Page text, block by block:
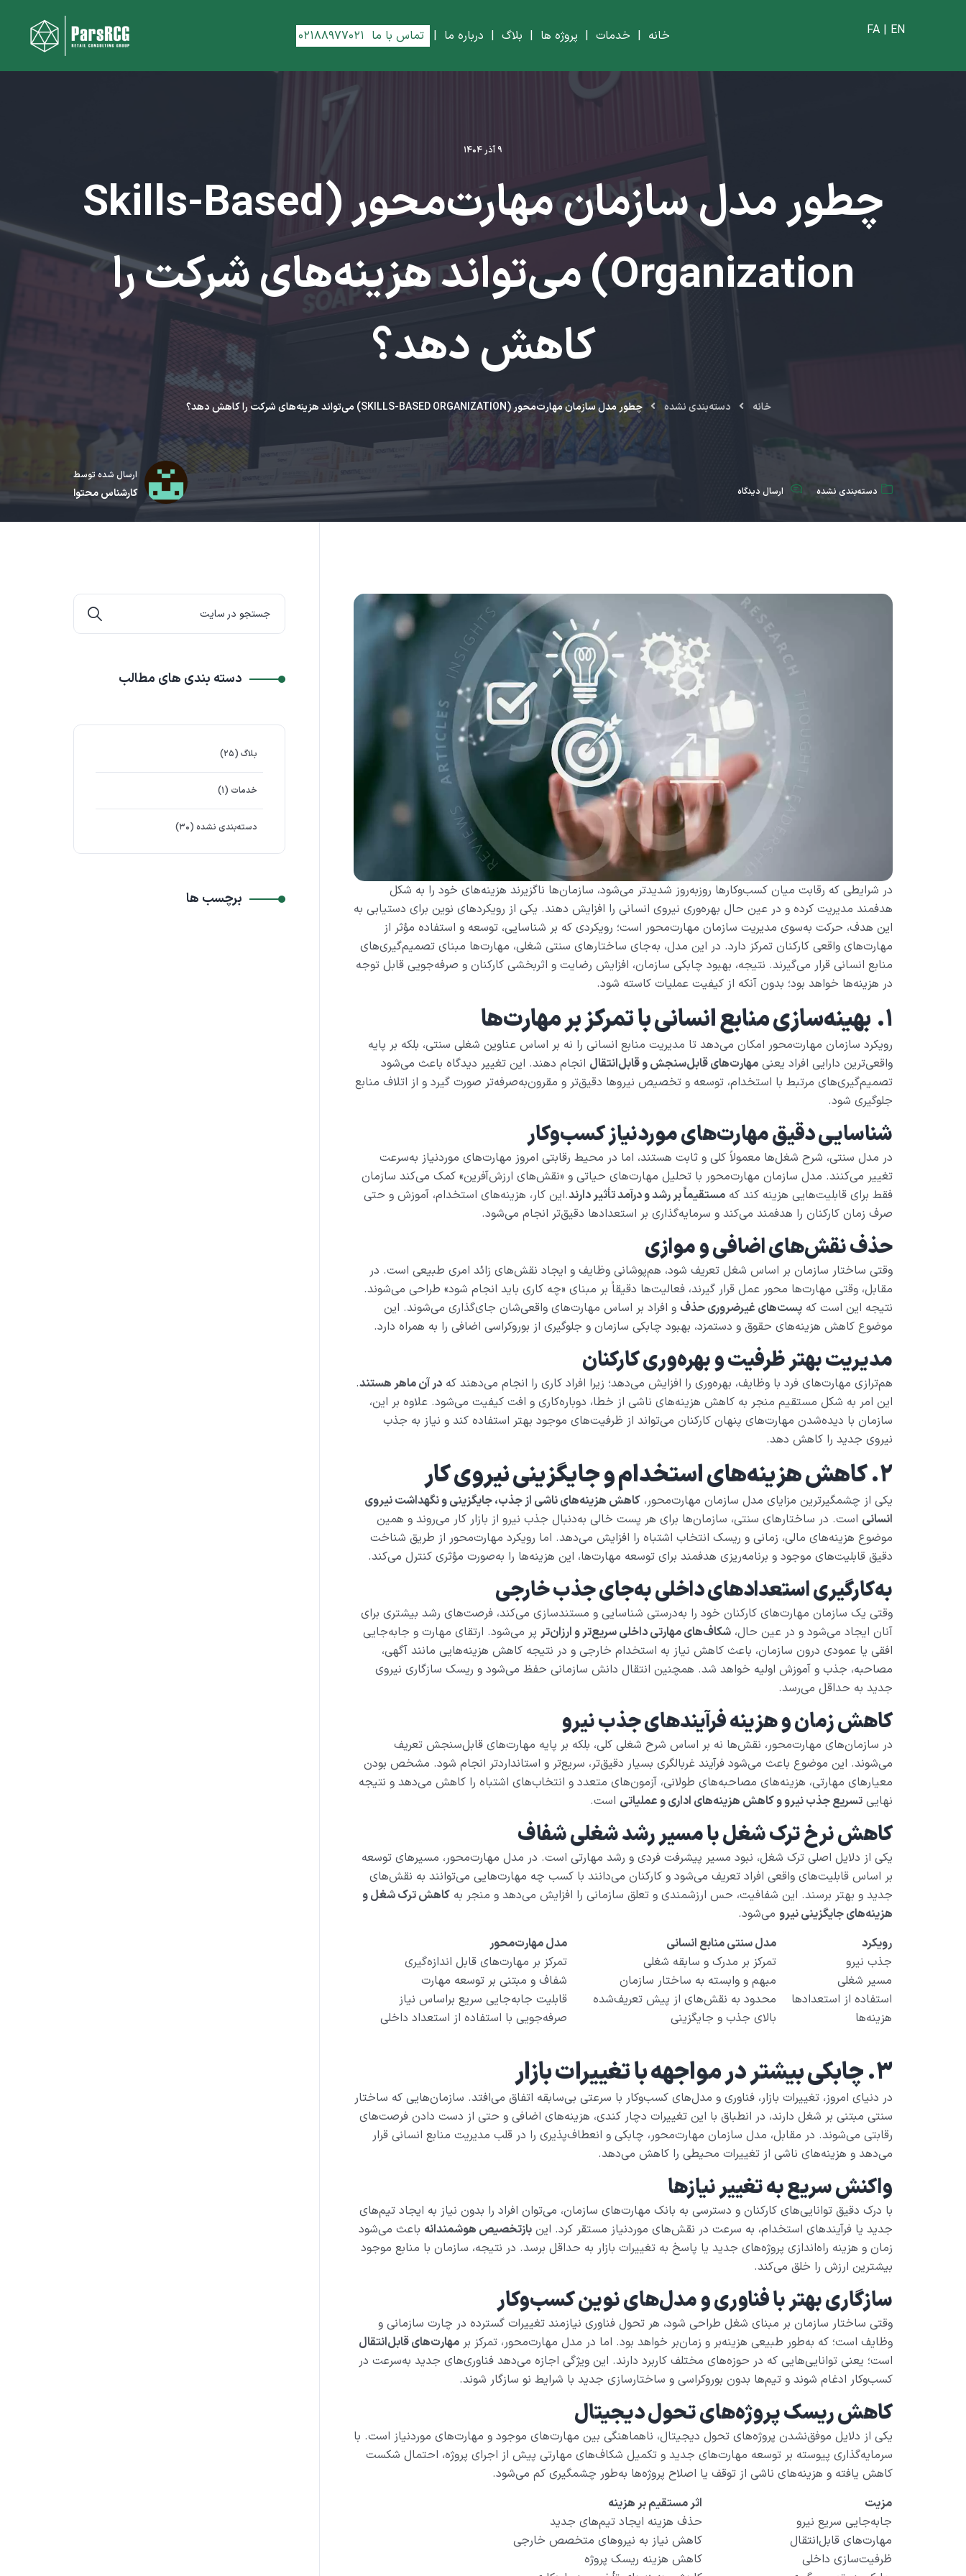
FA | EN خانه | خدمات| پروژه ها | بلاگ| درباره ما | تماس با ما ۰۲۱۸۸۹۷۷۰۲۱
۹ آذر ۱۴۰۴
چطور مدل سازمان مهارت‌محور (Skills-Based
Organization) می‌تواند هزینه‌های شرکت را
کاهش دهد؟
خانه دسته‌بندی نشده چطور مدل سازمان مهارت‌محور (SKILLS-BASED ORGANIZATION) می‌تواند هزینه‌های شرکت را کاهش دهد؟
دسته‌بندی نشده ارسال دیدگاه
ارسال شده توسط
کارشناس محتوا
در شرایطی که رقابت میان کسب‌وکارها روزبه‌روز شدیدتر می‌شود، سازمان‌ها ناگزیرند هزینه‌های خود را به شکل
هدفمند مدیریت کرده و در عین حال بهره‌وری نیروی انسانی را افزایش دهند. یکی از رویکردهای نوین برای دستیابی به
این هدف، حرکت به‌سوی مدیریت سازمان مهارت‌محور است؛ رویکردی که بر شناسایی، توسعه و استفاده مؤثر از
مهارت‌های واقعی کارکنان تمرکز دارد. در این مدل، به‌جای ساختارهای سنتی شغلی، مهارت‌ها مبنای تصمیم‌گیری‌های
منابع انسانی قرار می‌گیرند. نتیجه، بهبود چابکی سازمان، افزایش رضایت و اثربخشی کارکنان و صرفه‌جویی قابل توجه
در هزینه‌ها خواهد بود؛ بدون آنکه از کیفیت عملیات کاسته شود.
۱. بهینه‌سازی منابع انسانی با تمرکز بر مهارت‌ها
رویکرد سازمان مهارت‌محور امکان می‌دهد تا مدیریت منابع انسانی را نه بر اساس عناوین شغلی سنتی، بلکه بر پایه
واقعی‌ترین دارایی افراد یعنی مهارت‌های قابل‌سنجش و قابل‌انتقال انجام دهند. این تغییر دیدگاه باعث می‌شود
تصمیم‌گیری‌های مرتبط با استخدام، توسعه و تخصیص نیروها دقیق‌تر و مقرون‌به‌صرفه‌تر صورت گیرد و از اتلاف منابع
جلوگیری شود.
شناسایی دقیق مهارت‌های موردنیاز کسب‌وکار
در مدل سنتی، شرح شغل‌ها معمولاً کلی و ثابت هستند، اما در محیط رقابتی امروز مهارت‌های موردنیاز به‌سرعت
تغییر می‌کنند. مدل سازمان مهارت‌محور با تحلیل مهارت‌های حیاتی و «نقش‌های ارزش‌آفرین» کمک می‌کند سازمان
فقط برای قابلیت‌هایی هزینه کند که مستقیماً بر رشد و درآمد تأثیر دارند.این کار، هزینه‌های استخدام، آموزش و حتی
صرف زمان کارکنان را هدفمند می‌کند و سرمایه‌گذاری بر استعدادها دقیق‌تر انجام می‌شود.
حذف نقش‌های اضافی و موازی
وقتی ساختار سازمان بر اساس شغل تعریف شود، هم‌پوشانی وظایف و ایجاد نقش‌های زائد امری طبیعی است. در
مقابل، وقتی مهارت‌ها محور عمل قرار گیرند، فعالیت‌ها دقیقاً بر مبنای «چه کاری باید انجام شود» طراحی می‌شوند.
نتیجه این است که پست‌های غیرضروری حذف و افراد بر اساس مهارت‌های واقعی‌شان جای‌گذاری می‌شوند. این
موضوع کاهش هزینه‌های حقوق و دستمزد، بهبود چابکی سازمان و جلوگیری از بوروکراسی اضافی را به همراه دارد.
مدیریت بهتر ظرفیت و بهره‌وری کارکنان
هم‌ترازی مهارت‌های فرد با وظایف، بهره‌وری را افزایش می‌دهد؛ زیرا افراد کاری را انجام می‌دهند که در آن ماهر هستند.
این امر به شکل مستقیم منجر به کاهش هزینه‌های ناشی از خطا، دوباره‌کاری و افت کیفیت می‌شود. علاوه بر این،
سازمان با دیده­­‌شدن مهارت‌های پنهان کارکنان می‌تواند از ظرفیت‌های موجود بهتر استفاده کند و نیاز به جذب
نیروی جدید را کاهش دهد.
۲. کاهش هزینه‌های استخدام و جایگزینی نیروی کار
یکی از چشمگیرترین مزایای مدل سازمان مهارت‌محور، کاهش هزینه‌های ناشی از جذب، جایگزینی و نگهداشت نیروی
انسانی است. در ساختارهای سنتی، سازمان‌ها برای هر پست خالی به‌دنبال جذب نیرو از بازار کار می‌روند و همین
موضوع هزینه‌های مالی، زمانی و ریسک انتخاب اشتباه را افزایش می‌دهد. اما رویکرد مهارت‌محور از طریق شناخت
دقیق قابلیت‌های موجود و برنامه‌ریزی هدفمند برای توسعه مهارت‌ها، این هزینه‌ها را به‌صورت مؤثری کنترل می‌کند.
به‌کارگیری استعدادهای داخلی به‌جای جذب خارجی
وقتی یک سازمان مهارت‌های کارکنان خود را به‌درستی شناسایی و مستندسازی می‌کند، فرصت‌های رشد بیشتری برای
آنان ایجاد می‌شود و در عین حال، شکاف‌های مهارتی داخلی سریع‌تر و ارزان‌تر پر می‌شود. ارتقای مهارت و جابه‌جایی
افقی یا عمودی درون سازمان، باعث کاهش نیاز به استخدام خارجی و در نتیجه کاهش هزینه‌هایی مانند آگهی،
مصاحبه، جذب و آموزش اولیه خواهد شد. همچنین انتقال دانش سازمانی حفظ می‌شود و ریسک سازگاری نیروی
جدید به حداقل می‌رسد.
کاهش زمان و هزینه فرآیندهای جذب نیرو
در سازمان‌های مهارت‌محور، نقش‌ها نه بر اساس شرح شغلی کلی، بلکه بر پایه مهارت‌های قابل‌سنجش تعریف
می‌شوند. این موضوع باعث می‌شود فرآیند غربالگری بسیار دقیق‌تر، سریع‌تر و استانداردتر انجام شود. مشخص بودن
معیارهای مهارتی، هزینه‌های مصاحبه‌های طولانی، آزمون‌های متعدد و انتخاب‌های اشتباه را کاهش می‌دهد و نتیجه
نهایی تسریع جذب نیرو و کاهش هزینه‌های اداری و عملیاتی است.
کاهش نرخ ترک شغل با مسیر رشد شغلی شفاف
یکی از دلایل اصلی ترک شغل، نبود مسیر پیشرفت فردی و رشد مهارتی است. در مدل مهارت‌محور، مسیرهای توسعه
بر اساس قابلیت‌های واقعی افراد تعریف می‌شود و کارکنان می‌دانند با کسب چه مهارت‌هایی می‌توانند به نقش‌های
جدید و بهتر برسند. این شفافیت، حس ارزشمندی و تعلق سازمانی را افزایش می‌دهد و منجر به کاهش ترک شغل و
هزینه‌های جایگزینی نیرو می‌شود.
رویکرد
مدل سنتی منابع انسانی
مدل مهارت‌محور
جذب نیرو
تمرکز بر مدرک و سابقه شغلی
تمرکز بر مهارت‌های قابل اندازه‌گیری
مسیر شغلی
مبهم و وابسته به ساختار سازمان
شفاف و مبتنی بر توسعه مهارت
استفاده از استعدادها
محدود به نقش‌های از پیش تعریف‌شده
قابلیت جابه‌جایی سریع براساس نیاز
هزینه‌ها
بالای جذب و جایگزینی صرفه‌جویی با استفاده از استعداد داخلی
۳. چابکی بیشتر در مواجهه با تغییرات بازار
در دنیای امروز، تغییرات بازار، فناوری و مدل‌های کسب‌وکار با سرعتی بی‌سابقه اتفاق می‌افتد. سازمان‌هایی که ساختار
سنتی مبتنی بر شغل دارند، در انطباق با این تغییرات دچار کندی، هزینه‌های اضافی و حتی از دست دادن فرصت‌های
رقابتی می‌شوند. در مقابل، مدل سازمان مهارت‌محور، چابکی و انعطاف‌پذیری را در قلب مدیریت منابع انسانی قرار
می‌دهد و هزینه‌های ناشی از تغییرات محیطی را کاهش می‌دهد.
واکنش سریع به تغییر نیازها
با درک دقیق توانایی‌های کارکنان و دسترسی به بانک مهارت‌های سازمان، می‌توان افراد را بدون نیاز به ایجاد تیم‌های
جدید یا فرآیندهای استخدام، به سرعت در نقش‌های موردنیاز مستقر کرد. این بازتخصیص هوشمندانه باعث می‌شود
زمان و هزینه راه‌اندازی پروژه‌های جدید یا پاسخ به تغییرات بازار به حداقل برسد. در نتیجه، سازمان با منابع موجود
بیشترین ارزش را خلق می‌کند.
سازگاری بهتر با فناوری و مدل‌های نوین کسب‌وکار
وقتی ساختار سازمان بر مبنای شغل طراحی شود، هر تحول فناوری نیازمند تغییرات گسترده در چارت سازمانی و
وظایف است؛ که به‌طور طبیعی هزینه‌بر و زمان‌بر خواهد بود. اما در مدل مهارت‌محور، تمرکز بر مهارت‌های قابل‌انتقال
است؛ یعنی توانایی‌هایی که در حوزه‌های مختلف کاربرد دارند. این ویژگی اجازه می‌دهد فناوری‌های جدید به‌سرعت در
کسب‌وکار ادغام شوند و تیم‌ها بدون بوروکراسی و ساختارسازی جدید با شرایط نو سازگار شوند.
کاهش ریسک پروژه‌های تحول دیجیتال
یکی از دلایل موفق‌نشدن پروژه‌های تحول دیجیتال، ناهماهنگی بین مهارت‌های موجود و مهارت‌های موردنیاز است. با
سرمایه‌گذاری پیوسته بر توسعه مهارت‌های جدید و تکمیل شکاف‌های مهارتی پیش از اجرای پروژه، احتمال شکست
کاهش یافته و هزینه‌های ناشی از توقف یا اصلاح پروژه‌ها به‌طور چشمگیری کم می‌شود.
مزیت
اثر مستقیم بر هزینه
جابه‌جایی سریع نیرو
حذف هزینه ایجاد تیم‌های جدید
مهارت‌های قابل‌انتقال
کاهش نیاز به نیروهای متخصص خارجی
ظرفیت‌سازی داخلی
کاهش هزینه ریسک پروژه
دسته بندی های مطالب
بلاگ (۲۵)
خدمات (۱)
دسته‌بندی نشده (۳۰)
برچسب ها